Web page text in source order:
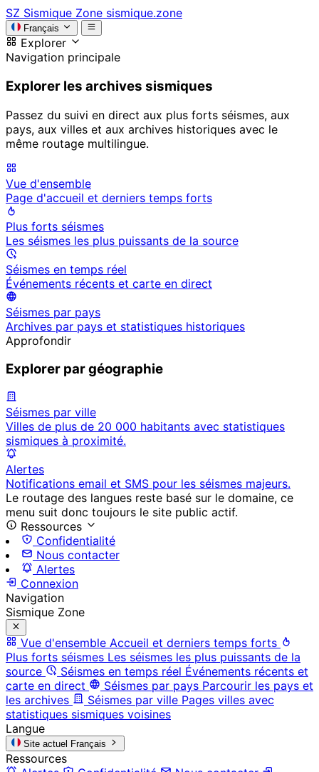
SZ Sismique Zone sismique.zone
Français
Explorer
Navigation principale
Explorer les archives sismiques
Passez du suivi en direct aux plus forts séismes, aux
pays, aux villes et aux archives historiques avec le
même routage multilingue.
Vue d'ensemble
Page d'accueil et derniers temps forts
Plus forts séismes
Les séismes les plus puissants de la source
Séismes en temps réel
Événements récents et carte en direct
Séismes par pays
Archives par pays et statistiques historiques
Approfondir
Explorer par géographie
Séismes par ville
Villes de plus de 20 000 habitants avec statistiques
sismiques à proximité.
Alertes
Notifications email et SMS pour les séismes majeurs.
Le routage des langues reste basé sur le domaine, ce
menu suit donc toujours le site public actif.
Ressources
Confidentialité
Nous contacter
Alertes
Connexion
Navigation
Sismique Zone
Vue d'ensemble Accueil et derniers temps forts
Plus forts séismes Les séismes les plus puissants de la
source
Séismes en temps réel Événements récents et
carte en direct
Séismes par pays Parcourir les pays et
les archives
Séismes par ville Pages villes avec
statistiques sismiques voisines
Langue
Site actuel Français
Ressources